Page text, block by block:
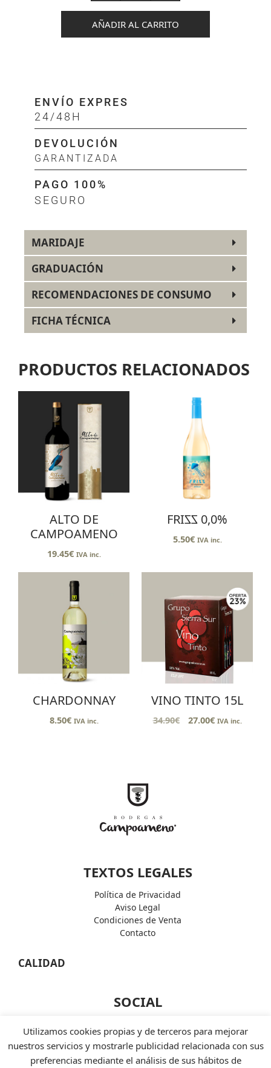
AÑADIR AL CARRITO
ENVÍO EXPRES
24/48H
DEVOLUCIÓN
GARANTIZADA
PAGO 100%
SEGURO
MARIDAJE
GRADUACIÓN
RECOMENDACIONES DE CONSUMO
FICHA TÉCNICA
PRODUCTOS RELACIONADOS
ALTO DE
CAMPOAMENO
19.45€ IVA inc.
FRIZZ 0,0%
5.50€ IVA inc.
CHARDONNAY
8.50€ IVA inc.
VINO TINTO 15L
34.90€ 27.00€ IVA inc.
TEXTOS LEGALES
Política de Privacidad
Aviso Legal
Condiciones de Venta
Contacto
CALIDAD
SOCIAL
Instagram
Twiter
Linkedin
Utilizamos cookies propias y de terceros para mejorar
nuestros servicios y mostrarle publicidad relacionada con sus
preferencias mediante el análisis de sus hábitos de